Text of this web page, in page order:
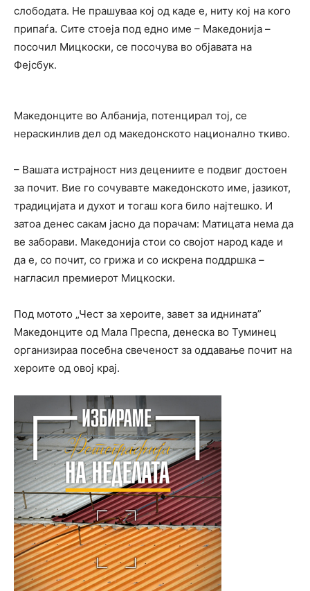
слободата. Не прашуваа кој од каде е, ниту кој на кого
припаѓа. Сите стоеја под едно име – Македонија –
посочил Мицкоски, се посочува во објавата на
Фејсбук.
Македонците во Албанија, потенцирал тој, се
нераскинлив дел од македонското национално ткиво.
– Вашата истрајност низ децениите е подвиг достоен
за почит. Вие го сочувавте македонското име, јазикот,
традицијата и духот и тогаш кога било најтешко. И
затоа денес сакам јасно да порачам: Матицата нема да
ве заборави. Македонија стои со својот народ каде и
да е, со почит, со грижа и со искрена поддршка –
нагласил премиерот Мицкоски.
Под мотото „Чест за хероите, завет за иднината”
Македонците од Мала Преспа, денеска во Туминец
организираа посебна свеченост за оддавање почит на
хероите од овој крај.